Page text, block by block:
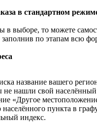
в стандартном
в выборе, то можете
заполнив по этапам всю
название вашего
не нашли свой населённый
«Другое
населённого пункта в
индекс.